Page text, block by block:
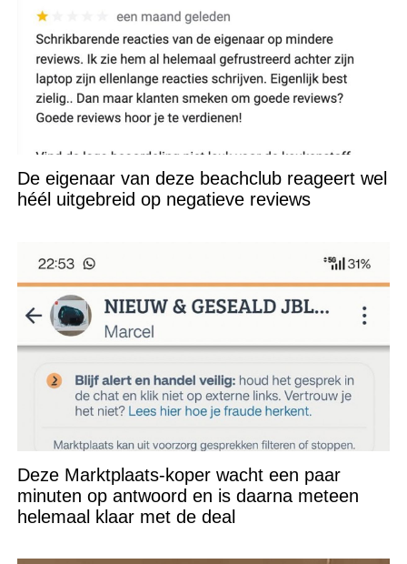
De eigenaar van deze beachclub reageert wel
héél uitgebreid op negatieve reviews
Deze Marktplaats-koper wacht een paar
minuten op antwoord en is daarna meteen
helemaal klaar met de deal